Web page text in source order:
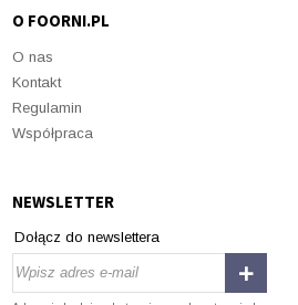
O FOORNI.PL
O nas
Kontakt
Regulamin
Współpraca
NEWSLETTER
Dołącz do newslettera